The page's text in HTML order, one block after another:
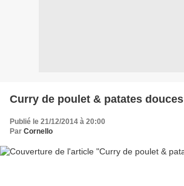
Curry de poulet & patates douces
Publié le 21/12/2014 à 20:00
Par Cornello